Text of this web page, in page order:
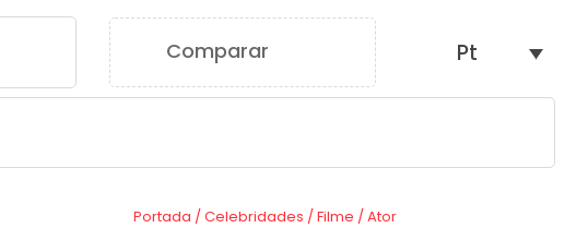
Comparar Pt
Portada /Celebridades /Filme /Ator